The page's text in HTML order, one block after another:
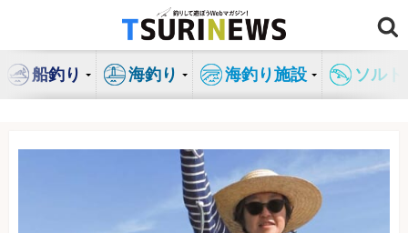
ン
船釣り 海釣り 海釣り施設 ソル